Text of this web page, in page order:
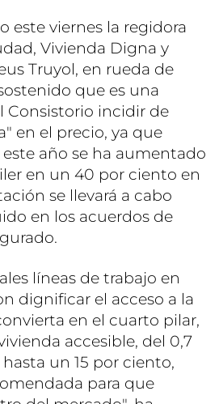
este viernes la regidora
Vivienda Digna y
Truyol, en rueda de
que es una
Consistorio incidir de
en el precio, ya que
este año se ha aumentado
en un 40 por ciento en
se llevará a cabo
en los acuerdos de
líneas de trabajo en
dignificar el acceso a la
en el cuarto pilar,
accesible, del 0,7
un 15 por ciento,
para que